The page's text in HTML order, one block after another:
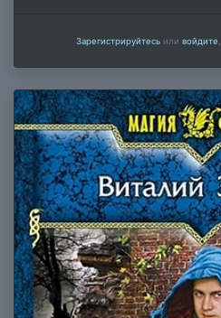
Зарегистрируйтесьили войдите